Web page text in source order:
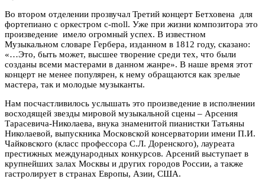
Во втором отделении прозвучал Третий концерт Бетховена для
фортепиано с оркестром c-moll. Уже при жизни композитора это
произведение имело огромный успех. В известном
Музыкальном словаре Гербера, изданном в 1812 году, сказано:
«…Это, быть может, высшее творение среди тех, что были
созданы всеми мастерами в данном жанре». В наше время этот
концерт не менее популярен, к нему обращаются как зрелые
мастера, так и молодые музыканты.
Нам посчастливилось услышать это произведение в исполнении
восходящей звезды мировой музыкальной сцены – Арсения
Тарасевича-Николаева, внука знаменитой пианистки Татьяны
Николаевой, выпускника Московской консерватории имени П.И.
Чайковского (класс профессора С.Л. Доренского), лауреата
престижных международных конкурсов. Арсений выступает в
крупнейших залах Москвы и других городов России, а также
гастролирует в странах Европы, Азии, США.